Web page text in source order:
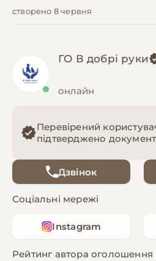
створено 8 червня
ГО В добрі руки
онлайн
Перевірений
підтверджено
Дзвінок
Соціальні мережі
Instagram
Рейтинг автора оголошення